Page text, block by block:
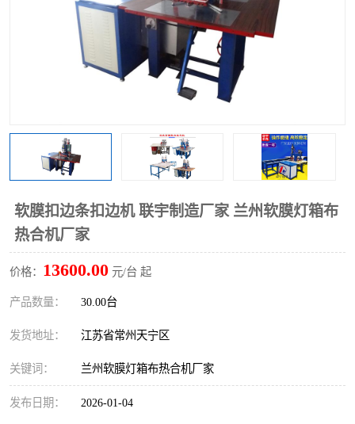
软膜扣边条扣边机 联宇制造厂家 兰州软膜灯箱布
热合机厂家
价格： 13600.00 元/台 起
产品数量： 30.00台
发货地址： 江苏省常州天宁区
关键词： 兰州软膜灯箱布热合机厂家
发布日期： 2026-01-04